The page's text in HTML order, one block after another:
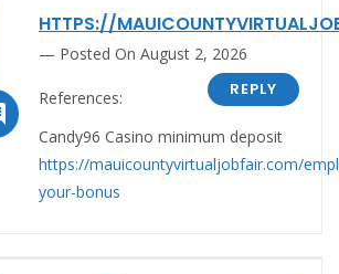
HTTPS://
Posted On August 2, 2026
REPLY
References:
Candy96 Casino minimum deposit
https://mauicountyvirtualjobfair.com/
your-bonus